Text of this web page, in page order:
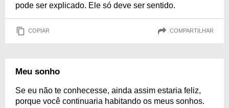
pode ser explicado. Ele só deve ser sentido.
COPIAR COMPARTILHAR
Meu sonho
Se eu não te conhecesse, ainda assim estaria feliz,
porque você continuaria habitando os meus sonhos.